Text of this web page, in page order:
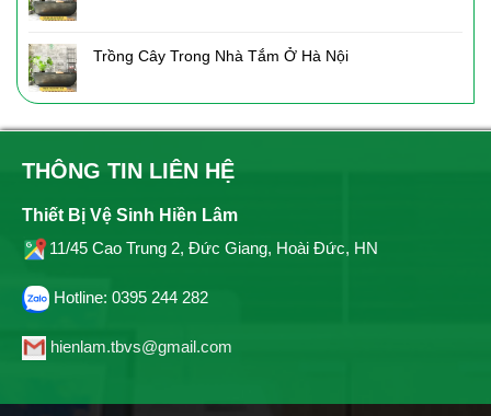
Trồng Cây Trong Nhà Tắm Ở Hà Nội
THÔNG TIN LIÊN HỆ
Thiết Bị Vệ Sinh Hiền Lâm
11/45 Cao Trung 2, Đức Giang, Hoài Đức, HN
Hotline: 0395 244 282
hienlam.tbvs@gmail.com